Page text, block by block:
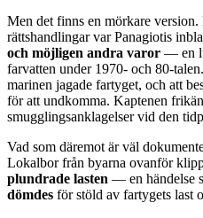
Men det finns en mörkare
rättshandlingar var Panagiotis
och möjligen andra varor — en
farvatten under 1970- och 80-
marinen jagade fartyget, och att
för att undkomma. Kaptenen
smugglingsanklagelser vid den
Vad som däremot är väl
Lokalbor från byarna ovanför
plundrade lasten — en händelse
dömdes för stöld av fartygets last